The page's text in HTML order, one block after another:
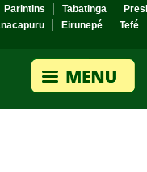
Parintins Tabatinga
Eirunepé
Tefé